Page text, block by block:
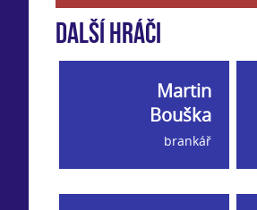
Další hráči
Martin
Bouška
brankář